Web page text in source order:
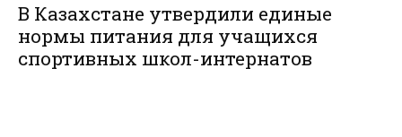
В Казахстане утвердили единые
нормы питания для учащихся
спортивных школ-интернатов